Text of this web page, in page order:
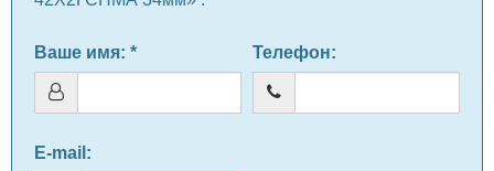
Ваше имя: * Телефон:
E-mail :